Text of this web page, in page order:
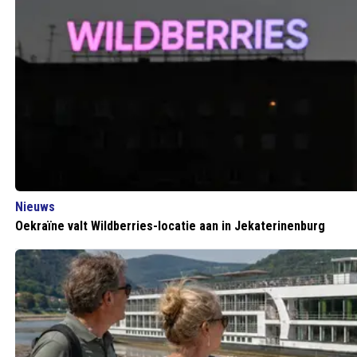
Nieuws
Oekraïne valt Wildberries-locatie aan in Jekaterinenburg